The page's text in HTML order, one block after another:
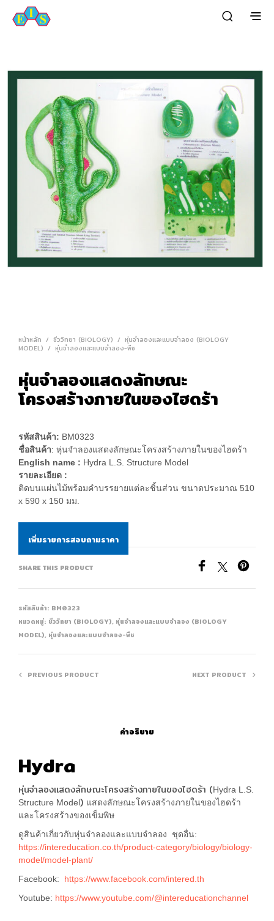
หน้าหลัก / ชีววิทยา (BIOLOGY) / หุ่นจำลองและแบบจำลอง (BIOLOGY
MODEL) / หุ่นจำลองและแบบจำลอง-พืช
หุ่นจำลองแสดงลักษณะ
โครงสร้างภายในของไฮดร้า
รหัสสินค้า: BM0323
ชื่อสินค้า: หุ่นจำลองแสดงลักษณะโครงสร้างภายในของไฮดร้า
English name : Hydra L.S. Structure Model
รายละเอียด :
ติดบนแผ่นไม้พร้อมคำบรรยายแต่ละชิ้นส่วน ขนาดประมาณ 510
x 590 x 150 มม.
เพิ่มรายการสอบถามราคา
SHARE THIS PRODUCT
รหัสสินค้า: BM0323
หมวดหมู่: ชีววิทยา (BIOLOGY), หุ่นจำลองและแบบจำลอง (BIOLOGY
MODEL), หุ่นจำลองและแบบจำลอง-พืช
PREVIOUS PRODUCT NEXT PRODUCT
คำอธิบาย
Hydra
หุ่นจำลองแสดงลักษณะโครงสร้างภายในของไฮดร้า (Hydra L.S.
Structure Model) แสดงลักษณะโครงสร้างภายในของไฮดร้า
และโครงสร้างของเข็มพิษ
ดูสินค้าเกี่ยวกับหุ่นจำลองและแบบจำลอง ชุดอื่น:
https://intereducation.co.th/product-category/biology/biology-
model/model-plant/
Facebook: https://www.facebook.com/intered.th
Youtube: https://www.youtube.com/@intereducationchannel